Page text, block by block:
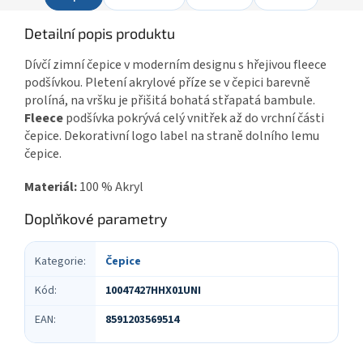
Detailní popis produktu
Dívčí zimní čepice v moderním designu s hřejivou fleece
podšívkou. Pletení akrylové příze se v čepici barevně
prolíná, na vršku je přišitá bohatá střapatá bambule.
Fleecepodšívka pokrývá celý vnitřek až do vrchní části
čepice. Dekorativní logo label na straně dolního lemu
čepice.
Materiál:100 % Akryl
Doplňkové parametry
Kategorie:
Čepice
Kód:
10047427HHX01UNI
EAN: 8591203569514